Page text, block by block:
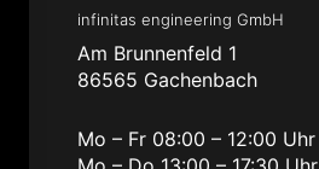
infinitas engineering GmbH
Am Brunnenfeld 1
86565 Gachenbach
Mo – Fr 08:00 – 12:00 Uhr